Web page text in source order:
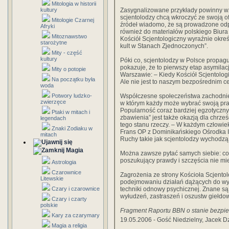
Mitologia w historii
kultury
Mitologie Czarnej
Afryki
Mitoznawstwo
starożytne
Mity - część
kultury
Mity o potopie
Na początku była
woda
Potwory ludzko-
zwierzęce
Ptaki w mitach i
legendach
Znaki Zodiaku w
mitach
Magia
Astrologia
Czarownice
Litewskie
Czary i czarownice
Czary i czarty
polskie
Kary za czarymary
Magia a religia
Zasygnalizowane przykłady powinny
scjentolodzy chcą wkroczyć ze swoją
źródeł wiadomo, że są prowadzone
również do materiałów polskiego
Kościół Scjentologiczny wyraźnie
kult w Stanach Zjednoczonych”.
Póki co, scjentolodzy w Polsce
pokazuje, że to pierwszy etap
Warszawie: – Kiedy Kościół
Ale nie jest to naszym bezpośrednim
Współczesne społeczeństwa
w którym każdy może wybrać swoją
Popularność coraz bardziej
zbawienia” jest także okazją dla
tego stanu rzeczy. – W każdym
Frans OP z Dominikańskiego
Ruchy takie jak scjentolodzy
Można zawsze pytać samych siebie:
poszukujący prawdy i szczęścia nie
Zagrożenia ze strony Kościoła
podejmowaniu działań dążących do
techniki odnowy psychicznej. Znane
wyłudzeń, zastraszeń i oszustw
Fragment Raportu BBN o stanie
19.05.2006 - Gość Niedzielny, Jacek